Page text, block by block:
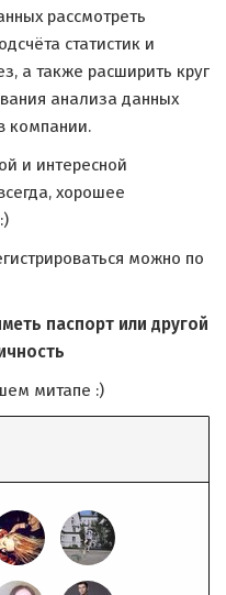
рассмотреть
статистик и
а также расширить круг
анализа данных
компании.
и интересной
хорошее
можно по
паспорт или другой
митапе :)